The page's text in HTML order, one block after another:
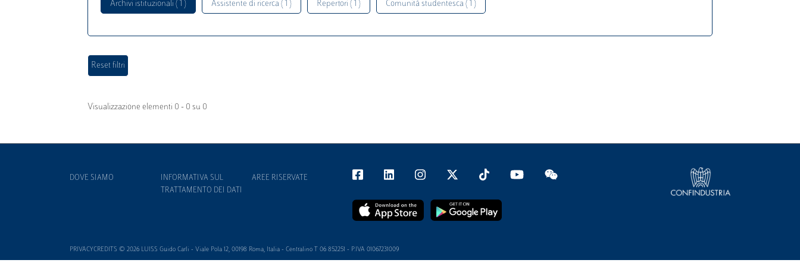
Archivi istituzionali ( 1 ) Assistente di ricerca ( 1 ) Repertori ( 1 ) Comunità studentesca ( 1 )
Visualizzazione elementi 0 - 0 su 0
DOVE SIAMO
INFORMATIVA SUL
TRATTAMENTO DEI DATI
AREE RISERVATE
PRIVACYCREDITS © 2026 LUISS Guido Carli - Viale Pola 12, 00198 Roma, Italia - Centralino T 06 852251 - P.IVA 01067231009